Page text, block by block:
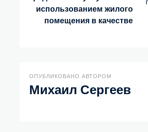
использованием жилого
помещения в качестве
ОПУБЛИКОВАНО АВТОРОМ
Михаил Сергеев